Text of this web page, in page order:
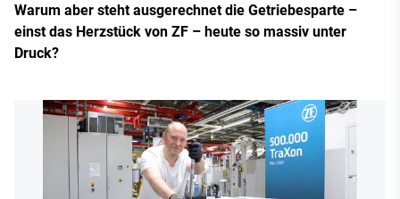
Warum aber steht ausgerechnet die Getriebesparte –
einst das Herzstück von ZF – heute so massiv unter
Druck?